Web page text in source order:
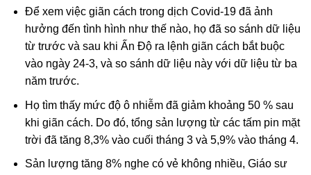
Để xem việc giãn cách trong dịch Covid-19 đã ảnh
hưởng đến tình hình như thế nào, họ đã so sánh dữ liệu
từ trước và sau khi Ấn Độ ra lệnh giãn cách bắt buộc
vào ngày 24-3, và so sánh dữ liệu này với dữ liệu từ ba
năm trước.
Họ tìm thấy mức độ ô nhiễm đã giảm khoảng 50 % sau
khi giãn cách. Do đó, tổng sản lượng từ các tấm pin mặt
trời đã tăng 8,3% vào cuối tháng 3 và 5,9% vào tháng 4.
Sản lượng tăng 8% nghe có vẻ không nhiều, Giáo sư